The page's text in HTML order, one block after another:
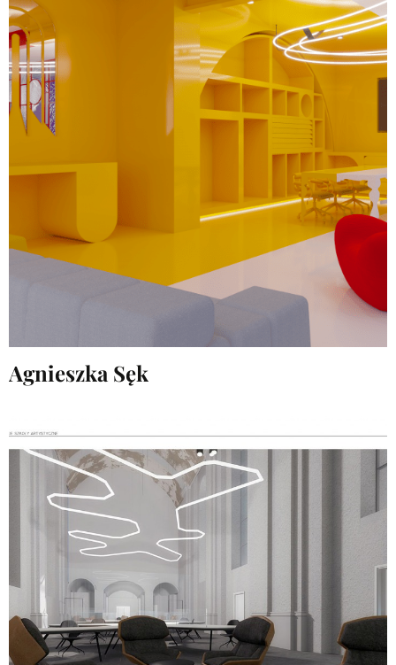
Agnieszka Sęk